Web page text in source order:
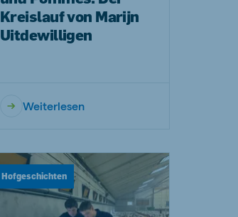
Kreislauf von Marijn
Uitdewilligen
Weiterlesen
Hofgeschichten